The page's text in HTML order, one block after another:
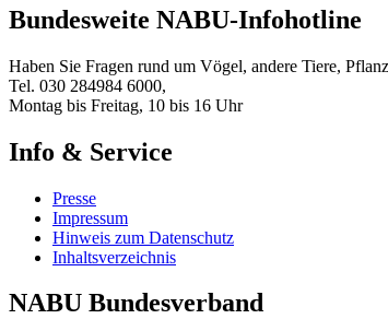
Bundesweite NABU-Infohotline
Haben Sie Fragen rund um Vögel, andere Tiere,
Tel. 030 284984 6000,
Montag bis Freitag, 10 bis 16 Uhr
Info & Service
Presse
Impressum
Hinweis zum Datenschutz
Inhaltsverzeichnis
NABU Bundesverband